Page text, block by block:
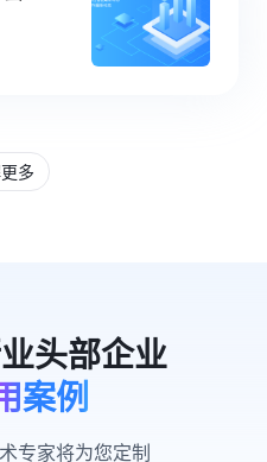
多
案例
专家将为您定制